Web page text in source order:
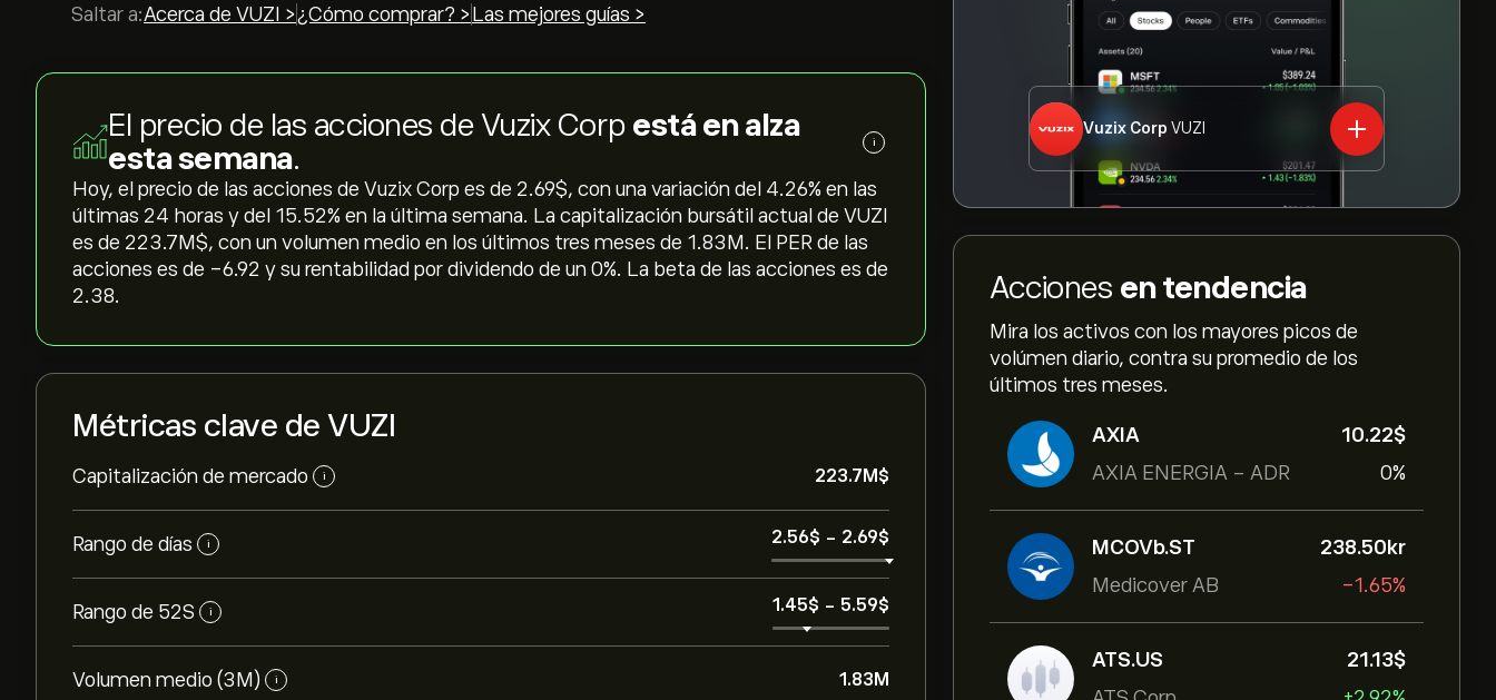
Vuzix Corp VUZI
Acciones en tendencia
Mira los activos con los mayores picos de
volúmen diario, contra su promedio de los
últimos tres meses.
AXIA
AXIA ENERGIA - ADR
10.22‎$‎
0%
MCOVb.ST
Medicover AB
238.50‎kr‎
-1.65%
ATS.US
21.13‎$‎
Saltar a:Acerca de VUZI >¿Cómo comprar? > Las mejores guías >
El precio de las acciones de Vuzix Corp está en alza
esta semana. i
Hoy, el precio de las acciones de Vuzix Corp es de 2.69‎$‎, con una variación del ‎4.26‎% en las
últimas 24 horas y del ‎15.52‎% en la última semana. La capitalización bursátil actual de VUZI
es de 223.7M‎$‎, con un volumen medio en los últimos tres meses de 1.83M. El PER de las
acciones es de -6.92 y su rentabilidad por dividendo de un 0%. La beta de las acciones es de
2.38.
Métricas clave de VUZI
Capitalización de mercado i 223.7M‎$‎
Rango de días i 2.56‎$‎ - 2.69‎$‎
Rango de 52S i 1.45‎$‎ - 5.59‎$‎
Volumen medio (3M) i 1.83M